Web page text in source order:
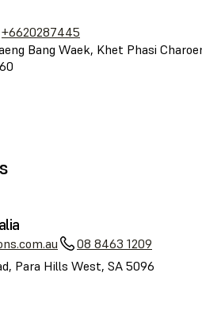
+6620287445
Bang Waek, Khet Phasi
08 8463 1209
Para Hills West, SA 5096